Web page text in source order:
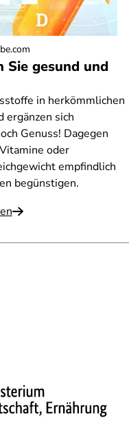
Sie gesund und
in herkömmlichen
sich
Genuss! Dagegen
oder
empfindlich
begünstigen.